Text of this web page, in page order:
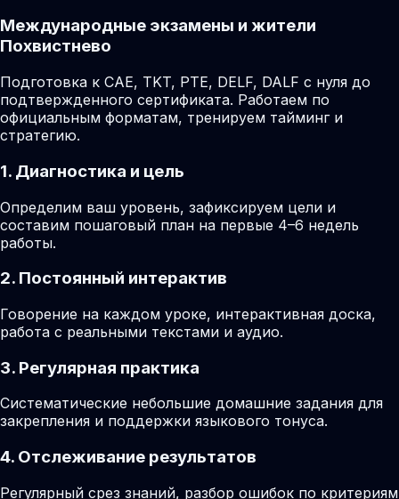
Международные экзамены и жители
Похвистнево
Подготовка к CAE, TKT, PTE, DELF, DALF с нуля до
подтвержденного сертификата. Работаем по
официальным форматам, тренируем тайминг и
стратегию.
1. Диагностика и цель
Определим ваш уровень, зафиксируем цели и
составим пошаговый план на первые 4–6 недель
работы.
2. Постоянный интерактив
Говорение на каждом уроке, интерактивная доска,
работа с реальными текстами и аудио.
3. Регулярная практика
Систематические небольшие домашние задания для
закрепления и поддержки языкового тонуса.
4. Отслеживание результатов
Регулярный срез знаний, разбор ошибок по критериям